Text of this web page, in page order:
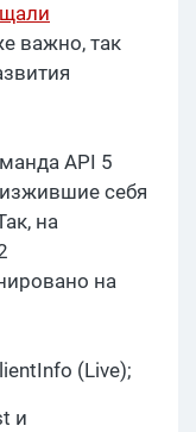
важно, так
API 5
себя
на
на
(Live);
и